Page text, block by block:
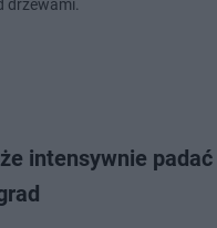
drzewami.
intensywnie